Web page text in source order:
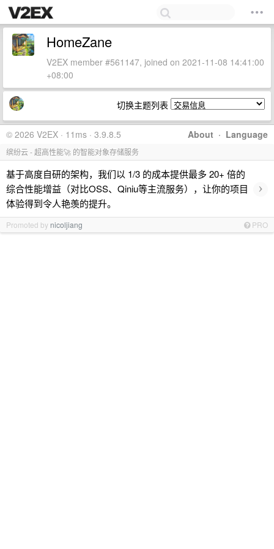
HomeZane
V2EX member #561147, joined on 2021-11-08 14:41:00
+08:00
切换主题列表
About · Language
© 2026 V2EX · 11ms · 3.9.8.5
缤纷云 - 超高性能🚀 的智能对象存储服务
基于高度自研的架构，我们以 1/3 的成本提供最多 20+ 倍的
综合性能增益（对比OSS、Qiniu等主流服务），让你的项目
体验得到令人艳羡的提升。
›
Promoted by nicoljiang PRO